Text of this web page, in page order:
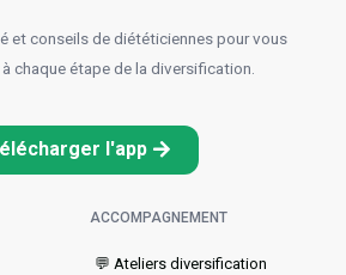
et conseils de diététiciennes pour vous
chaque étape de la diversification.
l'app
ACCOMPAGNEMENT
💬 Ateliers diversification